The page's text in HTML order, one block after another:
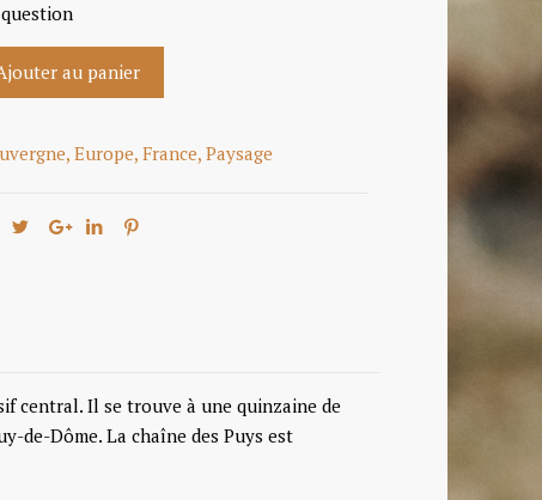
au panier
, Europe, France, Paysage
central. Il se trouve à une quinzaine de
de-Dôme. La chaîne des Puys est